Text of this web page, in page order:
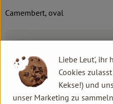
Camembert, oval
Zutaten
Liebe Leut', ihr
Cookies
Kekse!) und
unser Marketing zu